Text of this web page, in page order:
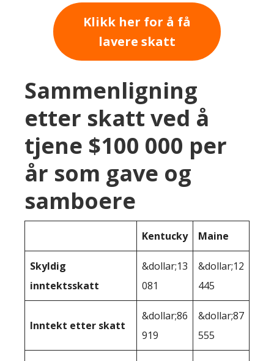
Klikk her for å få
lavere skatt
Sammenligning
etter skatt ved å
tjene $100 000 per
år som gave og
samboere
Kentucky Maine
Skyldig
inntektsskatt
&dollar;13
081
&dollar;12
445
Inntekt etter skatt
&dollar;86
919
&dollar;87
555